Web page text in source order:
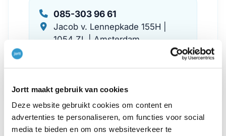
Jortt maakt gebruik van cookies
Deze website gebruikt cookies om content en
advertenties te personaliseren, om functies voor social
media te bieden en om ons websiteverkeer te
085-303 96 61
Jacob v. Lennepkade 155H |
1054 ZL | Amsterdam